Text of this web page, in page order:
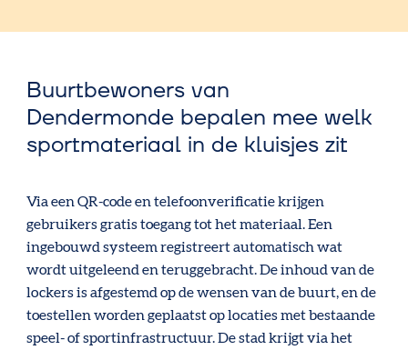
Buurtbewoners van
Dendermonde bepalen mee welk
sportmateriaal in de kluisjes zit
Via een QR-code en telefoonverificatie krijgen
gebruikers gratis toegang tot het materiaal. Een
ingebouwd systeem registreert automatisch wat
wordt uitgeleend en teruggebracht. De inhoud van de
lockers is afgestemd op de wensen van de buurt, en de
toestellen worden geplaatst op locaties met bestaande
speel- of sportinfrastructuur. De stad krijgt via het